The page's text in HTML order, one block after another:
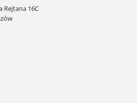
Rejtana 16C